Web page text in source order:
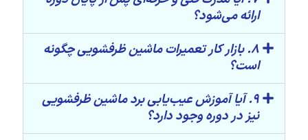
ارائه می‌شود؟
8. بازار کار تعمیرات ماشین ظرفشویی چگونه
است؟
9. آیا آموزش عیب‌یابی برد ماشین ظرفشویی
نیز در دوره وجود دارد؟